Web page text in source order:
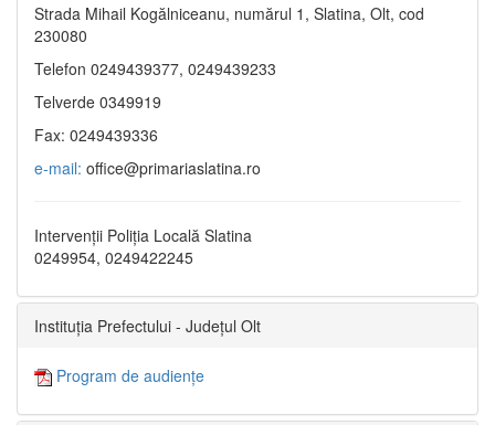
Strada Mihail Kogălniceanu, numărul 1, Slatina, Olt, cod
230080
Telefon 0249439377, 0249439233
Telverde 0349919
Fax: 0249439336
e-mail: office@primariaslatina.ro
Intervenții Poliția Locală Slatina
0249954, 0249422245
Instituția Prefectului - Județul Olt
Program de audiențe